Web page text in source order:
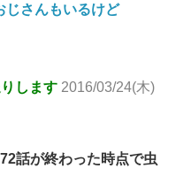
じさんもいるけど
します 2016/03/24(木)
話が終わった時点で虫